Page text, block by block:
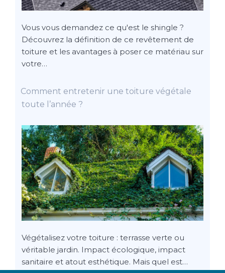
Vous vous demandez ce qu'est le shingle ?
Découvrez la définition de ce revêtement de
toiture et les avantages à poser ce matériau sur
votre…
Comment entretenir une toiture végétale
toute l’année ?
Végétalisez votre toiture : terrasse verte ou
véritable jardin. Impact écologique, impact
sanitaire et atout esthétique. Mais quel est…